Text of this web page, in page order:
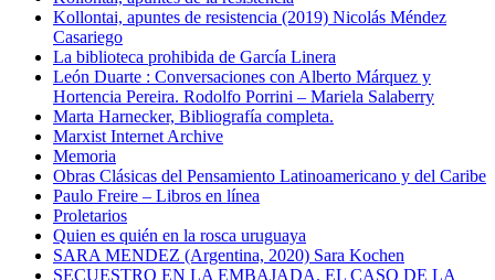
Kollontai, apuntes de resistencia (2019) Nicolás Méndez
Casariego
La biblioteca prohibida de García Linera
León Duarte : Conversaciones con Alberto Márquez y
Hortencia Pereira. Rodolfo Porrini – Mariela Salaberry
Marta Harnecker, Bibliografía completa.
Marxist Internet Archive
Memoria
Obras Clásicas del Pensamiento Latinoamericano y del Caribe
Paulo Freire – Libros en línea
Proletarios
Quien es quién en la rosca uruguaya
SARA MENDEZ (Argentina, 2020) Sara Kochen
SECUESTRO EN LA EMBAJADA. EL CASO DE LA